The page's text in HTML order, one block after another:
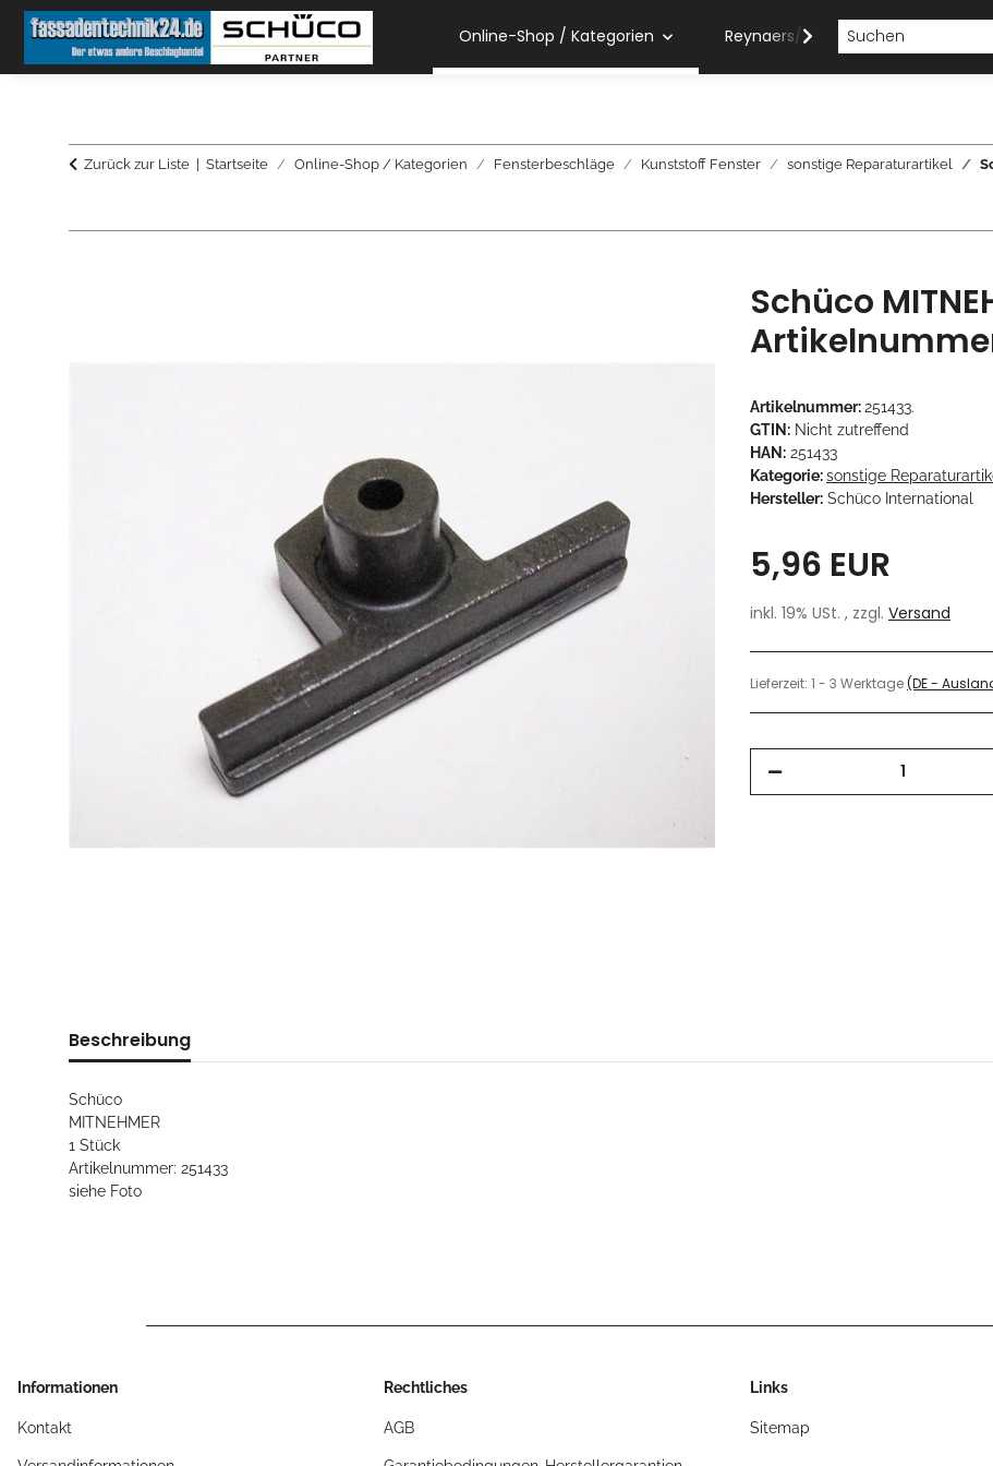
Online-Shop / Kategorien Reynaers/Sobinco Verarbeiter
Zurück zur Liste Startseite Online-Shop / Kategorien Fensterbeschläge Kunststoff Fenster sonstige Reparaturartikel
Schüco
Artikelnummer:251433.
GTIN: Nicht zutreffend
HAN: 251433
Kategorie:sonstige
Hersteller: Schüco International
5,96 EUR
inkl. 19% USt. , zzgl. Versand
Lieferzeit: 1 - 3 Werktage(DE -
Beschreibung
Schüco
MITNEHMER
1 Stück
Artikelnummer: 251433
siehe Foto
Informationen
Kontakt
Rechtliches
AGB
Links
Sitemap